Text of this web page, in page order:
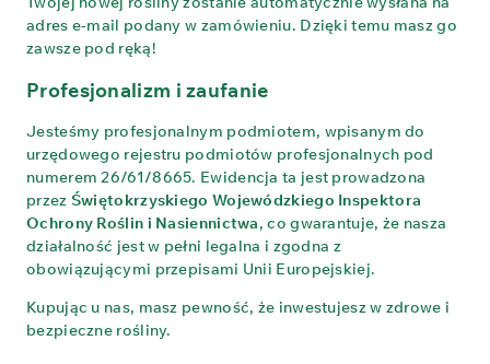
adres e-mail podany w zamówieniu. Dzięki temu masz go
zawsze pod ręką!
Profesjonalizm i zaufanie
Jesteśmy profesjonalnym podmiotem, wpisanym do
urzędowego rejestru podmiotów profesjonalnych pod
numerem 26/61/8665. Ewidencja ta jest prowadzona
przez Świętokrzyskiego Wojewódzkiego Inspektora
Ochrony Roślin i Nasiennictwa, co gwarantuje, że nasza
działalność jest w pełni legalna i zgodna z
obowiązującymi przepisami Unii Europejskiej.
Kupując u nas, masz pewność, że inwestujesz w zdrowe i
bezpieczne rośliny.